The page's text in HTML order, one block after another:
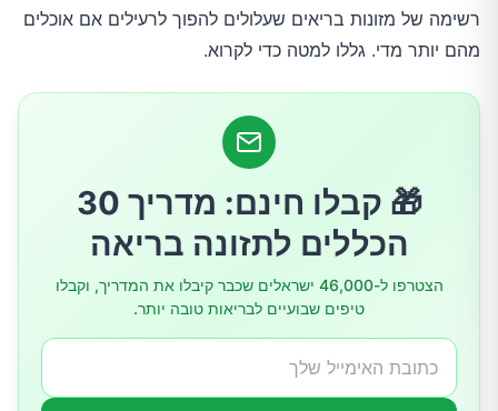
3.אגוזי ברזיל
8.זרעי פשתן
רשימה של מזונות בריאים שעלולים להפוך לרעילים אם אוכלים
מהם יותר מדי. גללו למטה כדי לקרוא.
🎁 קבלו חינם: מדריך 30
הכללים לתזונה בריאה
הצטרפו ל-46,000 ישראלים שכבר קיבלו את המדריך, וקבלו
טיפים שבועיים לבריאות טובה יותר.